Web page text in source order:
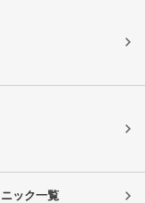
ック一覧